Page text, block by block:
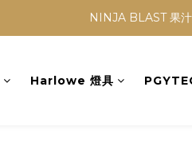
NINJA BLAST 果
NINJA BLAST 果
加入會員贈$300購物
Harlowe 燈具